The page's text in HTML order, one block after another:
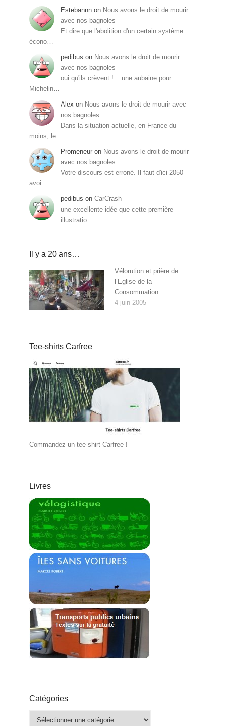
Estebannn on Nous avons le droit de mourir
avec nos bagnoles
Et dire que l'abolition d'un certain système
écono…
pedibus on Nous avons le droit de mourir
avec nos bagnoles
oui qu'ils crèvent !... une aubaine pour
Michelin…
Alex on Nous avons le droit de mourir avec
nos bagnoles
Dans la situation actuelle, en France du
moins, le…
Promeneur on Nous avons le droit de mourir
avec nos bagnoles
Votre discours est erroné. Il faut d'ici 2050
avoi…
pedibus on CarCrash
une excellente idée que cette première
illustratio…
Il y a 20 ans…
Vélorution et prière de
l’Eglise de la
Consommation
4 juin 2005
Tee-shirts Carfree
Commandez un tee-shirt Carfree !
Livres
Catégories
Catégories